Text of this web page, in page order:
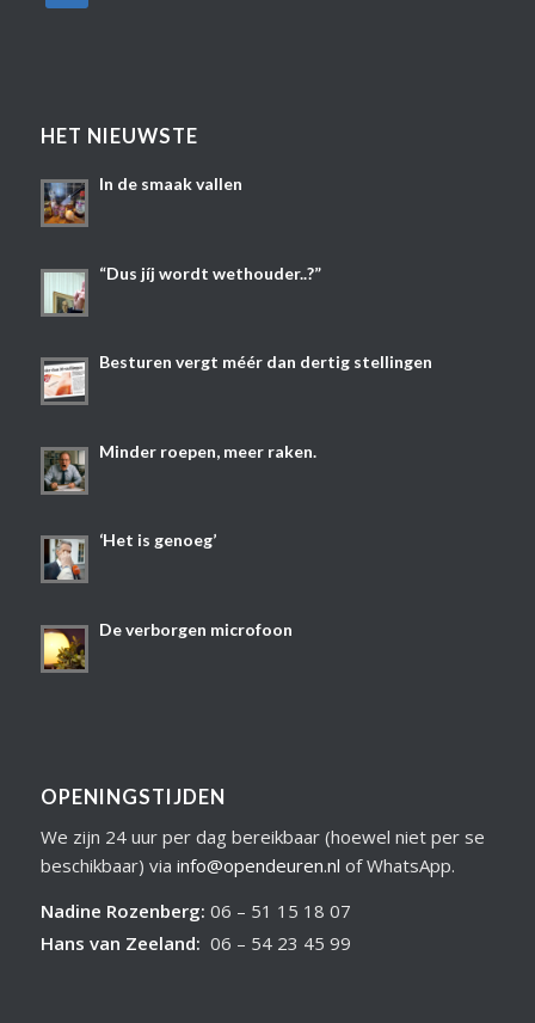
HET NIEUWSTE
In de smaak vallen
“Dus jíj wordt wethouder..?”
Besturen vergt méér dan dertig stellingen
Minder roepen, meer raken.
‘Het is genoeg’
De verborgen microfoon
OPENINGSTIJDEN
We zijn 24 uur per dag bereikbaar (hoewel niet per se
beschikbaar) via info@opendeuren.nl of WhatsApp.
Nadine Rozenberg: 06 – 51 15 18 07
Hans van Zeeland: 06 – 54 23 45 99